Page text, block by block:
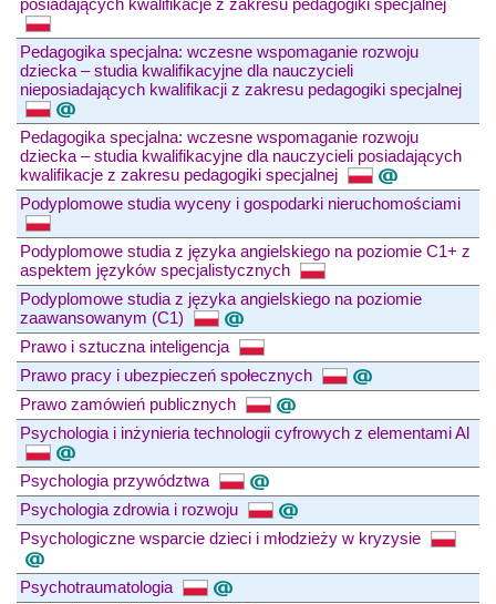
Pedagogika specjalna: wczesne wspomaganie rozwoju
dziecka – studia kwalifikacyjne dla nauczycieli
nieposiadających kwalifikacji z zakresu pedagogiki specjalnej
Pedagogika specjalna: wczesne wspomaganie rozwoju
dziecka – studia kwalifikacyjne dla nauczycieli posiadających
kwalifikacje z zakresu pedagogiki specjalnej
Podyplomowe studia wyceny i gospodarki nieruchomościami
Podyplomowe studia z języka angielskiego na poziomie C1+ z
aspektem języków specjalistycznych
Podyplomowe studia z języka angielskiego na poziomie
zaawansowanym (C1)
Prawo i sztuczna inteligencja
Prawo pracy i ubezpieczeń społecznych
Prawo zamówień publicznych
Psychologia i inżynieria technologii cyfrowych z elementami Al
Psychologia przywództwa
Psychologia zdrowia i rozwoju
Psychologiczne wsparcie dzieci i młodzieży w kryzysie
Psychotraumatologia